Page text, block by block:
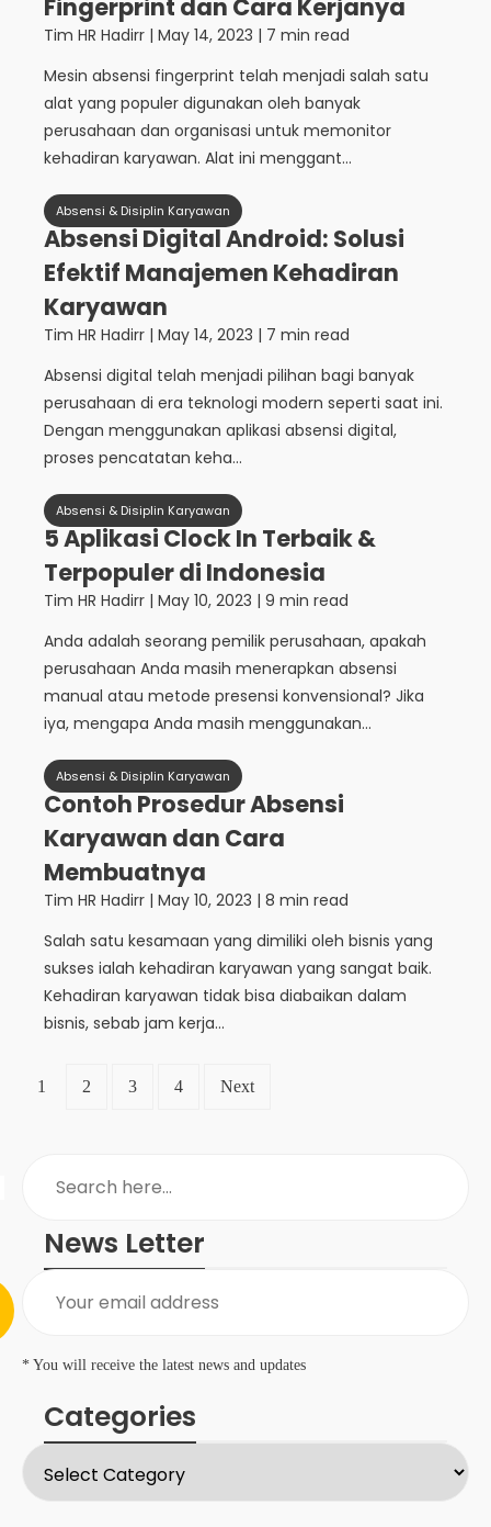
Fingerprint dan Cara Kerjanya
Tim HR Hadirr | May 14, 2023 | 7 min read
Mesin absensi fingerprint telah menjadi salah satu
alat yang populer digunakan oleh banyak
perusahaan dan organisasi untuk memonitor
kehadiran karyawan. Alat ini menggant...
Absensi & Disiplin Karyawan
Absensi Digital Android: Solusi
Efektif Manajemen Kehadiran
Karyawan
Tim HR Hadirr | May 14, 2023 | 7 min read
Absensi digital telah menjadi pilihan bagi banyak
perusahaan di era teknologi modern seperti saat ini.
Dengan menggunakan aplikasi absensi digital,
proses pencatatan keha...
Absensi & Disiplin Karyawan
5 Aplikasi Clock In Terbaik &
Terpopuler di Indonesia
Tim HR Hadirr | May 10, 2023 | 9 min read
Anda adalah seorang pemilik perusahaan, apakah
perusahaan Anda masih menerapkan absensi
manual atau metode presensi konvensional? Jika
iya, mengapa Anda masih menggunakan...
Absensi & Disiplin Karyawan
Contoh Prosedur Absensi
Karyawan dan Cara
Membuatnya
Tim HR Hadirr | May 10, 2023 | 8 min read
Salah satu kesamaan yang dimiliki oleh bisnis yang
sukses ialah kehadiran karyawan yang sangat baik.
Kehadiran karyawan tidak bisa diabaikan dalam
bisnis, sebab jam kerja...
1 2 3 4 Next
News Letter
* You will receive the latest news and updates
Categories